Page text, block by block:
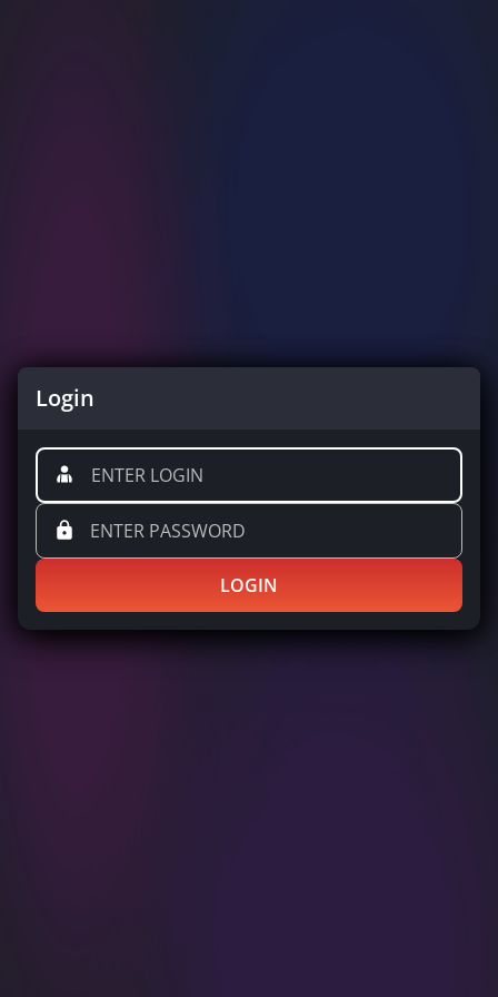
Login
LOGIN